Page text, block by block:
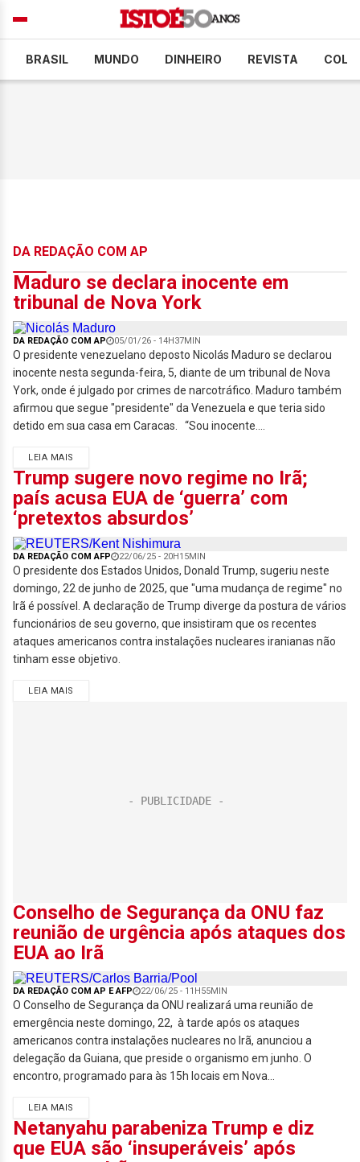
BRASIL MUNDO DINHEIRO REVISTA
DA REDAÇÃO COM AP
Maduro se declara inocente em
tribunal de Nova York
DA REDAÇÃO COM AP 05/01/26 - 14H37MIN
O presidente venezuelano deposto Nicolás Maduro se declarou
inocente nesta segunda-feira, 5, diante de um tribunal de Nova
York, onde é julgado por crimes de narcotráfico. Maduro também
afirmou que segue "presidente" da Venezuela e que teria sido
detido em sua casa em Caracas. “Sou inocente....
LEIA MAIS
Trump sugere novo regime no Irã;
país acusa EUA de ‘guerra’ com
‘pretextos absurdos’
DA REDAÇÃO COM AFP 22/06/25 - 20H15MIN
O presidente dos Estados Unidos, Donald Trump, sugeriu neste
domingo, 22 de junho de 2025, que "uma mudança de regime" no
Irã é possível. A declaração de Trump diverge da postura de vários
funcionários de seu governo, que insistiram que os recentes
ataques americanos contra instalações nucleares iranianas não
tinham esse objetivo.
LEIA MAIS
Conselho de Segurança da ONU faz
reunião de urgência após ataques dos
EUA ao Irã
DA REDAÇÃO COM AP E AFP 22/06/25 - 11H55MIN
O Conselho de Segurança da ONU realizará uma reunião de
emergência neste domingo, 22, à tarde após os ataques
americanos contra instalações nucleares no Irã, anunciou a
delegação da Guiana, que preside o organismo em junho. O
encontro, programado para às 15h locais em Nova...
LEIA MAIS
Netanyahu parabeniza Trump e diz
que EUA são ‘insuperáveis’ após